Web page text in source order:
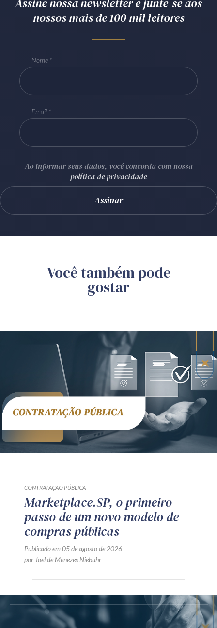
nossos mais de 100 mil leitores
Nome
Email
Ao informar seus dados, você concorda com nossa
política de privacidade
Você também pode
gostar
CONTRATAÇÃO PÚBLICA
Marketplace.SP, o primeiro
passo de um novo modelo de
compras públicas
Publicado em 05 de agosto de 2026
por Joel de Menezes Niebuhr